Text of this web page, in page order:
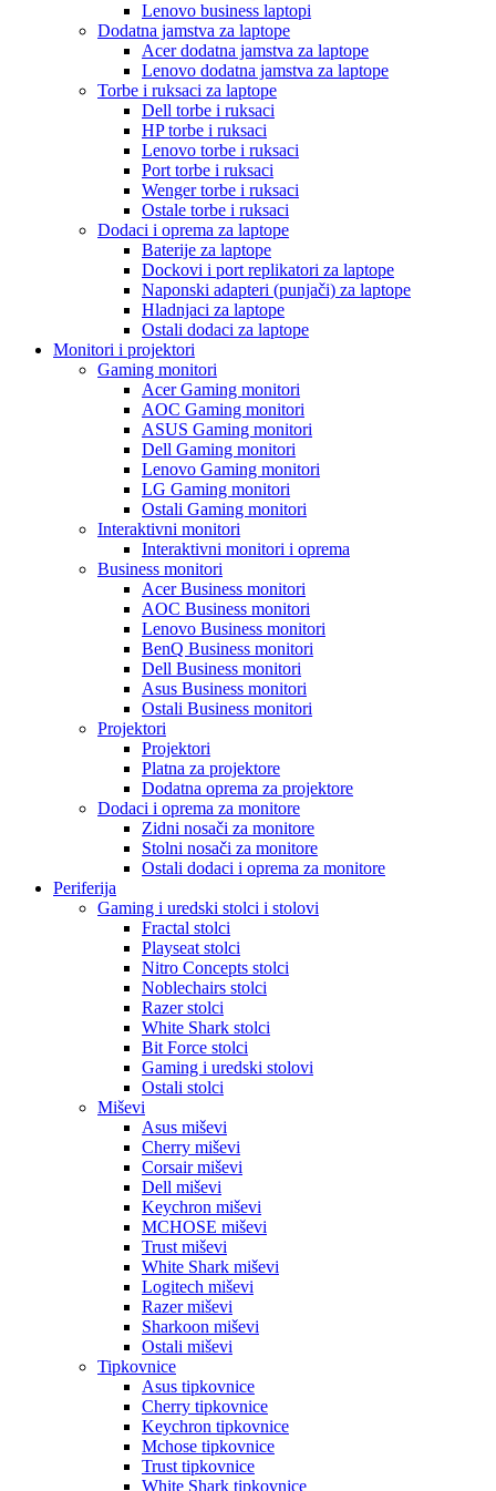
Lenovo business laptopi
Dodatna jamstva za laptope
Acer dodatna jamstva za laptope
Lenovo dodatna jamstva za laptope
Torbe i ruksaci za laptope
Dell torbe i ruksaci
HP torbe i ruksaci
Lenovo torbe i ruksaci
Port torbe i ruksaci
Wenger torbe i ruksaci
Ostale torbe i ruksaci
Dodaci i oprema za laptope
Baterije za laptope
Dockovi i port replikatori za laptope
Naponski adapteri (punjači) za laptope
Hladnjaci za laptope
Ostali dodaci za laptope
Monitori i projektori
Gaming monitori
Acer Gaming monitori
AOC Gaming monitori
ASUS Gaming monitori
Dell Gaming monitori
Lenovo Gaming monitori
LG Gaming monitori
Ostali Gaming monitori
Interaktivni monitori
Interaktivni monitori i oprema
Business monitori
Acer Business monitori
AOC Business monitori
Lenovo Business monitori
BenQ Business monitori
Dell Business monitori
Asus Business monitori
Ostali Business monitori
Projektori
Projektori
Platna za projektore
Dodatna oprema za projektore
Dodaci i oprema za monitore
Zidni nosači za monitore
Stolni nosači za monitore
Ostali dodaci i oprema za monitore
Periferija
Gaming i uredski stolci i stolovi
Fractal stolci
Playseat stolci
Nitro Concepts stolci
Noblechairs stolci
Razer stolci
White Shark stolci
Bit Force stolci
Gaming i uredski stolovi
Ostali stolci
Miševi
Asus miševi
Cherry miševi
Corsair miševi
Dell miševi
Keychron miševi
MCHOSE miševi
Trust miševi
White Shark miševi
Logitech miševi
Razer miševi
Sharkoon miševi
Ostali miševi
Tipkovnice
Asus tipkovnice
Cherry tipkovnice
Keychron tipkovnice
Mchose tipkovnice
Trust tipkovnice
White Shark tipkovnice